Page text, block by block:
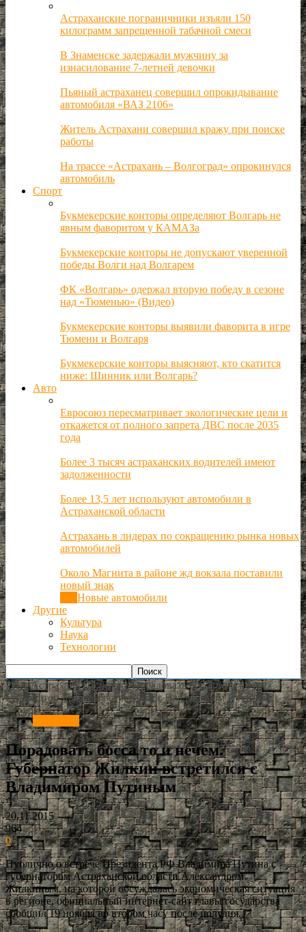
Астраханские пограничники изъяли 150
килограмм запрещенной табачной смеси
В Знаменске задержали мужчину за
изнасилование 7-летней девочки
Пьяный астраханец совершил опрокидывание
автомобиля «ВАЗ 2106»
Житель Астрахани совершил кражу при поиске
работы
На трассе «Астрахань – Волгоград» опрокинулся
автомобиль
Спорт
Букмекерские конторы определяют Волгарь не
явным фаворитом у КАМАЗа
Букмекерские конторы не допускают уверенной
победы Волги над Волгарем
ФК «Волгарь» одержал вторую победу в сезоне
над «Тюменью» (Видео)
Букмекерские конторы выявили фаворита в игре
Тюмени и Волгаря
Букмекерские конторы выясняют, кто скатится
ниже: Шинник или Волгарь?
Авто
Евросоюз пересматривает экологические цели и
откажется от полного запрета ДВС после 2035
года
Более 3 тысяч астраханских водителей имеют
задолженности
Более 13,5 лет используют автомобили в
Астраханской области
Астрахань в лидерах по сокращению рынка новых
автомобилей
Около Магнита в районе жд вокзала поставили
новый знак
Новые автомобили
Другие
Культура
Наука
Технологии
РИА Астрахань Политика Порадовать босса то и нечем.
Губернатор Жилкин встретился с Владимиром Путиным
Порадовать босса то и нечем.
Губернатор Жилкин встретился с
Владимиром Путиным
20.11.2015
964
0
Публично о встрече Президента РФ Владимира Путина с
губернатором Астраханской области Александром
Жилкиным, на которой обсуждалась экономическая ситуация
в регионе, официальный интернет-сайт главы государства
сообщил 19 ноября во втором часу после полудня.